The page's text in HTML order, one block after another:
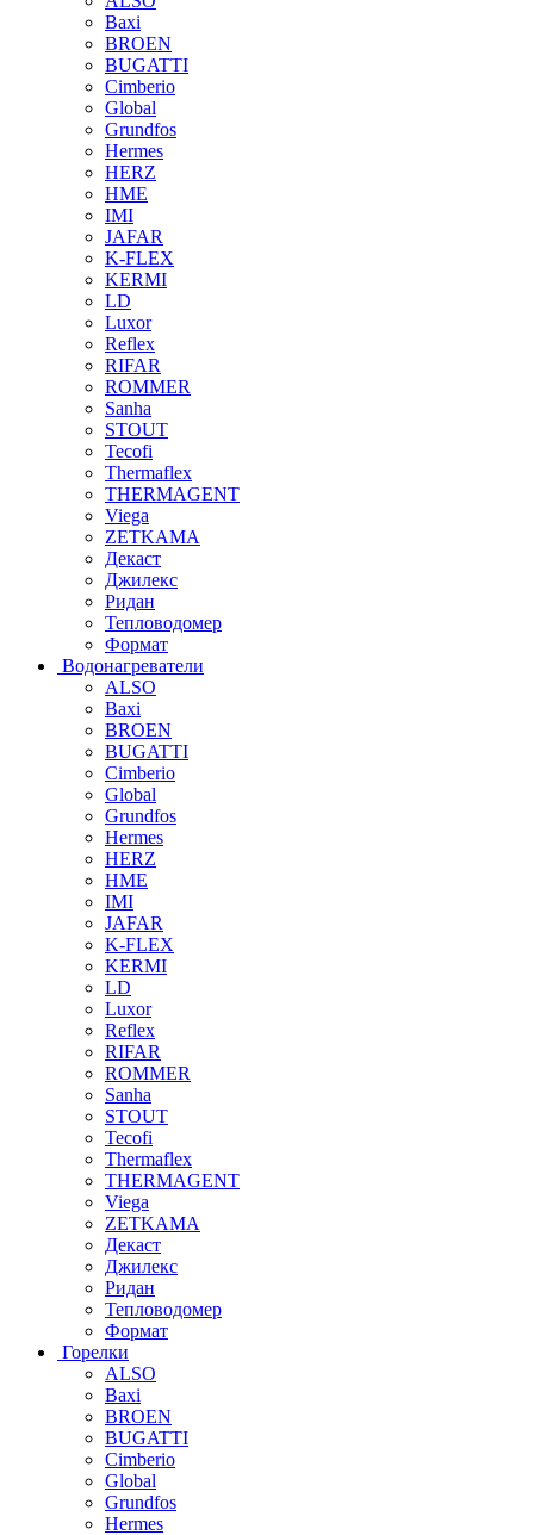
Baxi
BROEN
BUGATTI
Cimberio
Global
Grundfos
Hermes
HERZ
HME
IMI
JAFAR
K-FLEX
KERMI
LD
Luxor
Reflex
RIFAR
ROMMER
Sanha
STOUT
Tecofi
Thermaflex
THERMAGENT
Viega
ZETKAMA
Декаст
Джилекс
Ридан
Тепловодомер
Формат
Водонагреватели
ALSO
Baxi
BROEN
BUGATTI
Cimberio
Global
Grundfos
Hermes
HERZ
HME
IMI
JAFAR
K-FLEX
KERMI
LD
Luxor
Reflex
RIFAR
ROMMER
Sanha
STOUT
Tecofi
Thermaflex
THERMAGENT
Viega
ZETKAMA
Декаст
Джилекс
Ридан
Тепловодомер
Формат
Горелки
ALSO
Baxi
BROEN
BUGATTI
Cimberio
Global
Grundfos
Hermes